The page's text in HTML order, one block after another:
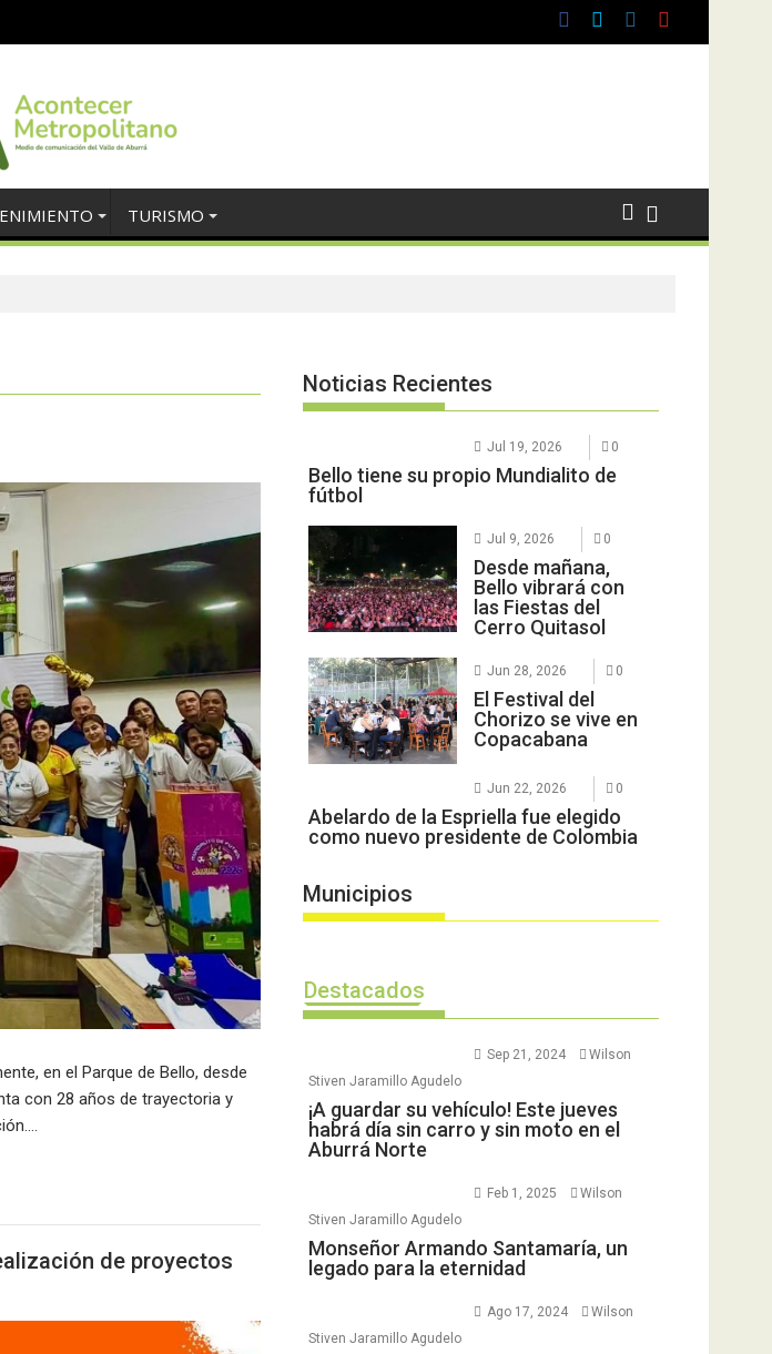
TURISMO
en el Parque de Bello, desde
con 28 años de trayectoria y
de proyectos
Noticias Recientes
Jul 19, 2026 0
Bello tiene su propio Mundialito de
fútbol
Jul 9, 2026 0
Desde mañana,
Bello vibrará con
las Fiestas del
Cerro Quitasol
Jun 28, 2026 0
El Festival del
Chorizo se vive en
Copacabana
Jun 22, 2026 0
Abelardo de la Espriella fue elegido
como nuevo presidente de Colombia
Municipios
Destacados
Sep 21, 2024
Wilson
Stiven Jaramillo Agudelo
¡A guardar su vehículo! Este jueves
habrá día sin carro y sin moto en el
Aburrá Norte
Feb 1, 2025
Wilson
Stiven Jaramillo Agudelo
Monseñor Armando Santamaría, un
legado para la eternidad
Ago 17, 2024
Wilson
Stiven Jaramillo Agudelo